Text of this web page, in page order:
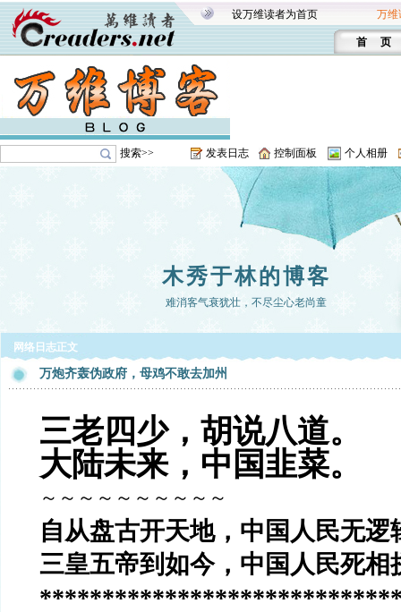
设万维读者为首页 万维
首 页
搜索>> 发表日志 控制面板 个人相册
木秀于林的博客
难消客气衰犹壮，不尽尘心老尚童
网络日志正文
万炮齐轰伪政府，母鸡不敢去加州
三老四少，胡说八道。
大陆未来，中国韭菜。
～～～～～～～～～～
自从盘古开天地，中国人民无逻
三皇五帝到如今，中国人民死相